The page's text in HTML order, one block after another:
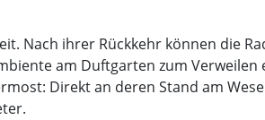
Nach ihrer Rückkehr können die
am Duftgarten zum Verweilen
Direkt an deren Stand am